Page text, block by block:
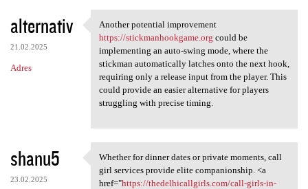
alternativ
21.02.2025
Adres
Another potential improvement
Another potential improvement
https://stickmanhookgame.org could be
implementing an auto-swing mode, where the
stickman automatically latches onto the next hook,
requiring only a release input from the player. This
could provide an easier alternative for players
struggling with precise timing.
shanu5
23.02.2025
Whether for dinner dates or
Whether for dinner dates or private moments, call
girl services provide elite companionship. <a
href="https://thedelhicallgirls.com/call-girls-in-